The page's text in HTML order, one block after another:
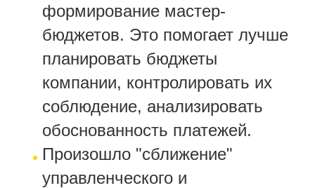
формирование мастер-
бюджетов. Это помогает лучше
планировать бюджеты
компании, контролировать их
соблюдение, анализировать
обоснованность платежей.
Произошло "сближение"
управленческого и